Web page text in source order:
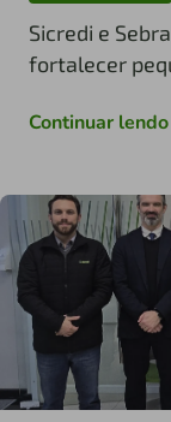
Sicredi e
fortalecer
Continuar lendo